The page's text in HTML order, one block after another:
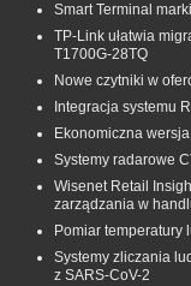
Smart Terminal
TP-Link ułatwia
T1700G‑28TQ
Nowe czytniki w
Integracja systemu
Ekonomiczna
Systemy radarowe
Wisenet Retail
zarządzania w
Pomiar temperatury
Systemy zliczania
z SARS-CoV-2